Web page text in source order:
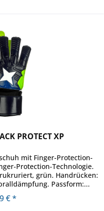
PROTECT XP
mit Finger-Protection-
Protection-Technologie.
grün. Handrücken:
Passform:...
€ *